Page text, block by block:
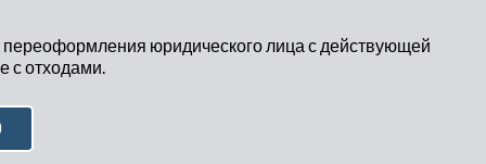
юридического лица с действующей
с отходами.